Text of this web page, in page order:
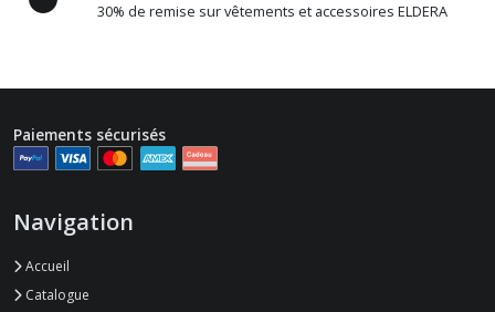
30% de remise sur vêtements et accessoires ELDERA
Paiements sécurisés
Navigation
Accueil
Catalogue